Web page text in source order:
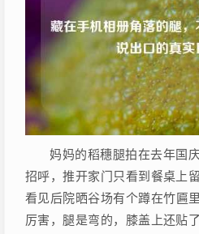
妈妈的稻穗腿拍在去年国
招呼，推开家门只看到餐桌上
看见后院晒谷场有个蹲在竹
厉害，腿是弯的，膝盖上还贴